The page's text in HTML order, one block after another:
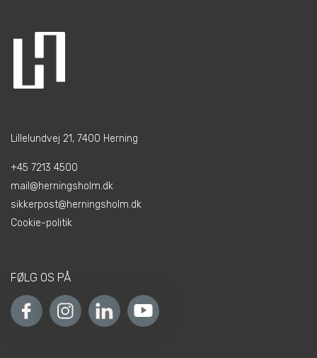
Lillelundvej 21, 7400 Herning
+45 7213 4500
mail@herningsholm.dk
sikkerpost@herningsholm.dk
Cookie-politik
FØLG OS PÅ